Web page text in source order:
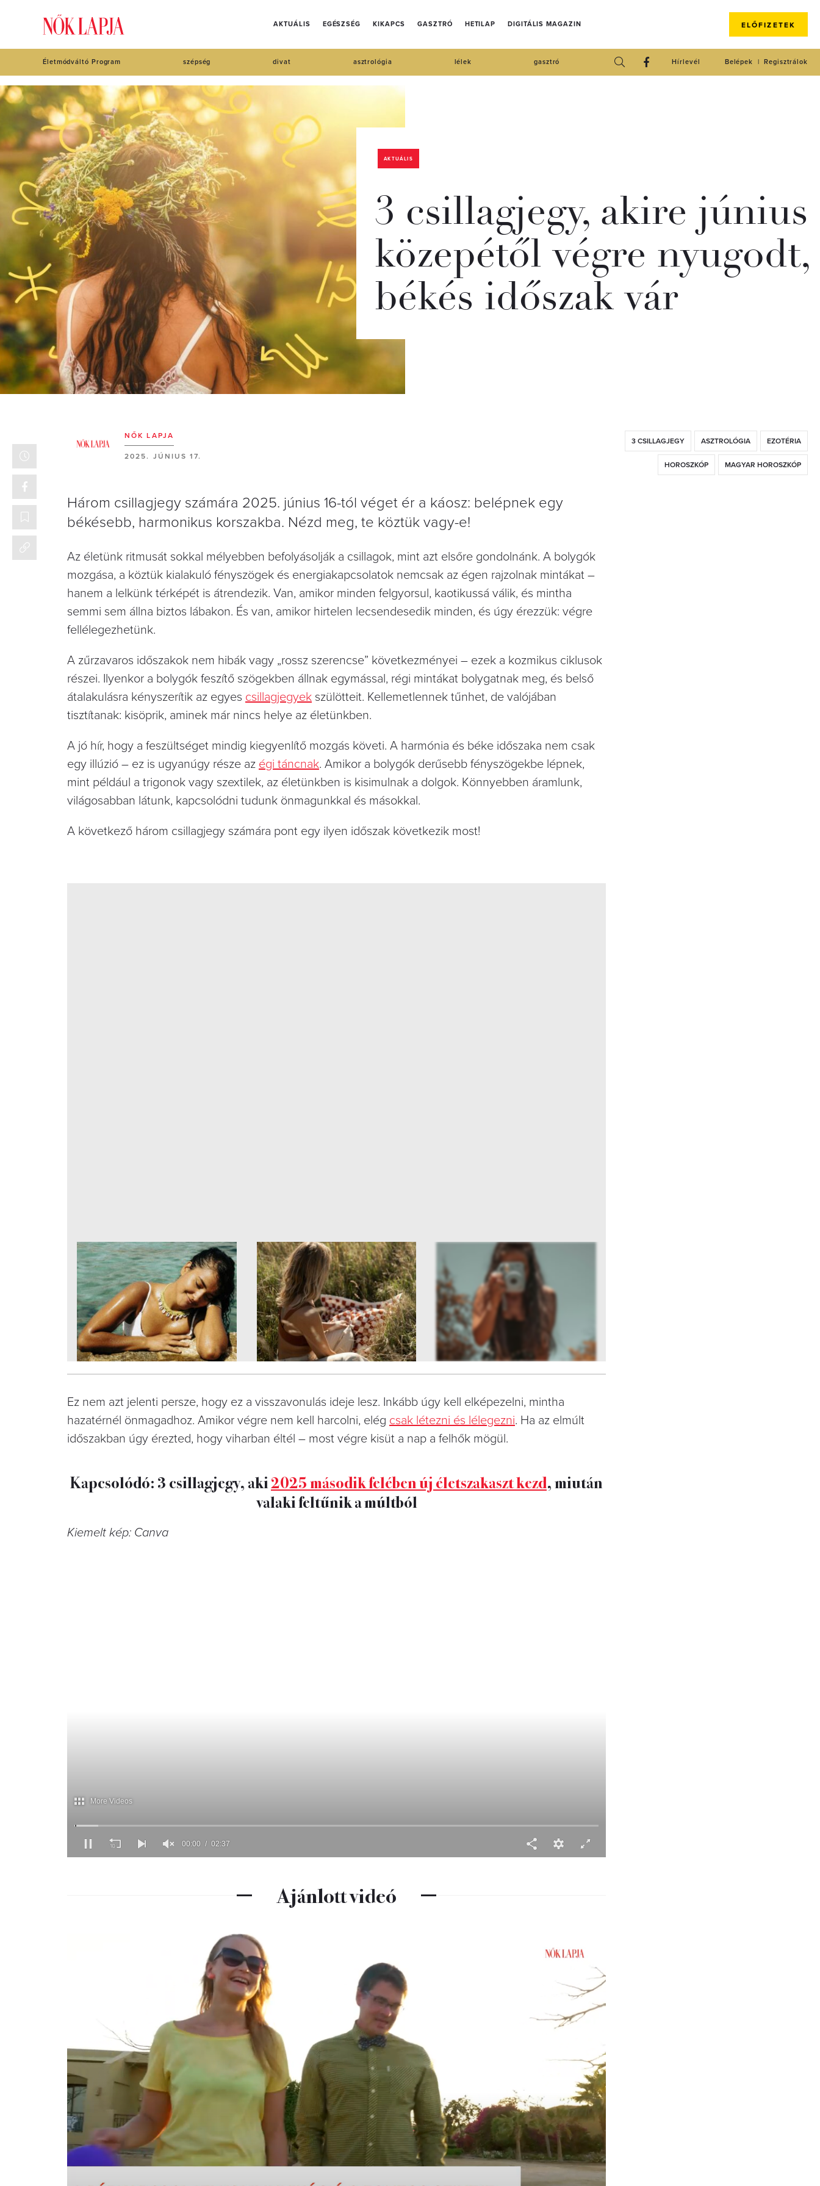
AKTUÁLIS EGÉSZSÉG KIKAPCS GASZTRÓ HETILAP DIGITÁLIS MAGAZIN ELŐFIZETEK
Életmódváltó Program szépség divat asztrológia lélek gasztró Regisztrálok
Belépek
Hírlevél
AKTUÁLIS
3 csillagjegy, akire június
közepétől végre nyugodt,
békés időszak vár
NŐK LAPJA
2025. JÚNIUS 17.
3 CSILLAGJEGY ASZTROLÓGIA EZOTÉRIA
HOROSZKÓP MAGYAR HOROSZKÓP
Három csillagjegy számára 2025. június 16-tól véget ér a káosz: belépnek egy
békésebb, harmonikus korszakba. Nézd meg, te köztük vagy-e!
Az életünk ritmusát sokkal mélyebben befolyásolják a csillagok, mint azt elsőre gondolnánk. A bolygók
mozgása, a köztük kialakuló fényszögek és energiakapcsolatok nemcsak az égen rajzolnak mintákat –
hanem a lelkünk térképét is átrendezik. Van, amikor minden felgyorsul, kaotikussá válik, és mintha
semmi sem állna biztos lábakon. És van, amikor hirtelen lecsendesedik minden, és úgy érezzük: végre
fellélegezhetünk.
A zűrzavaros időszakok nem hibák vagy „rossz szerencse” következményei – ezek a kozmikus ciklusok
részei. Ilyenkor a bolygók feszítő szögekben állnak egymással, régi mintákat bolygatnak meg, és belső
átalakulásra kényszerítik az egyes csillagjegyek szülötteit. Kellemetlennek tűnhet, de valójában
tisztítanak: kisöprik, aminek már nincs helye az életünkben.
A jó hír, hogy a feszültséget mindig kiegyenlítő mozgás követi. A harmónia és béke időszaka nem csak
egy illúzió – ez is ugyanúgy része az égi táncnak. Amikor a bolygók derűsebb fényszögekbe lépnek,
mint például a trigonok vagy szextilek, az életünkben is kisimulnak a dolgok. Könnyebben áramlunk,
világosabban látunk, kapcsolódni tudunk önmagunkkal és másokkal.
A következő három csillagjegy számára pont egy ilyen időszak következik most!
Ez nem azt jelenti persze, hogy ez a visszavonulás ideje lesz. Inkább úgy kell elképezelni, mintha
hazatérnél önmagadhoz. Amikor végre nem kell harcolni, elég csak létezni és lélegezni. Ha az elmúlt
időszakban úgy érezted, hogy viharban éltél – most végre kisüt a nap a felhők mögül.
Kapcsolódó: 3 csillagjegy, aki2025 második felében új életszakaszt kezd, miután
valaki feltűnik a múltból
Kiemelt kép: Canva
Ajánlott videó